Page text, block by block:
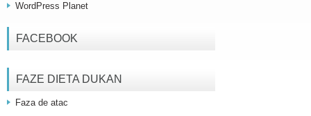
WordPress Planet
FACEBOOK
FAZE DIETA DUKAN
Faza de atac